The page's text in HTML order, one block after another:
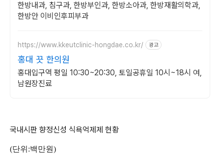
한방내과, 침구과, 한방부인과, 한방소아과, 한방재활의학과,
한방안 이비인후피부과
https://www.kkeutclinic-hongdae.co.kr/ 광고
홍대 끗 한의원
홍대입구역 평일 10:30~20:30, 토일공휴일 10시~18시 여,
남원장진료
국내시판 향정신성 식욕억제제 현황
(단위:백만원)